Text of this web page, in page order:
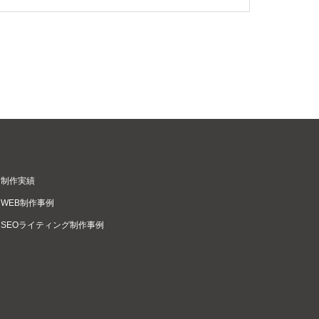
制作実績
WEB制作事例
SEOライティング制作事例